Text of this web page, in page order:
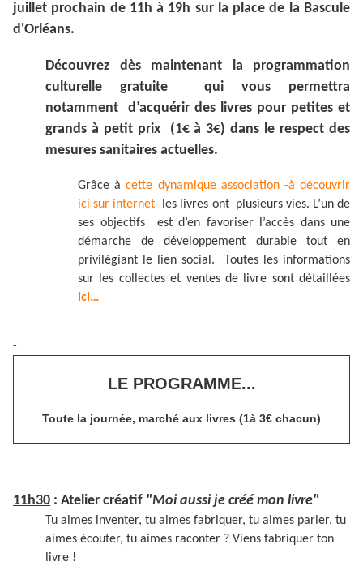
juillet prochain de 11h à 19h sur la place de la Bascule
d'Orléans.
Découvrez dès maintenant la programmation
culturelle gratuite qui vous permettra
notamment d’acquérir des livres pour petites et
grands à petit prix (1€ à 3€) dans le respect des
mesures sanitaires actuelles.
Grâce àcette dynamique association -à découvrir
ici sur internet- les livres ont plusieurs vies. L’un de
ses objectifs est d’en favoriser l’accès dans une
démarche de développement durable tout en
privilégiant le lien social. Toutes les informations
sur les collectes et ventes de livre sont détaillées
ici…
-
LE PROGRAMME...
Toute la journée, marché aux livres (1à 3€ chacun)
11h30 : Atelier créatif "Moi aussi je créé mon livre"
Tu aimes inventer, tu aimes fabriquer, tu aimes parler, tu
aimes écouter, tu aimes raconter ? Viens fabriquer ton
livre !